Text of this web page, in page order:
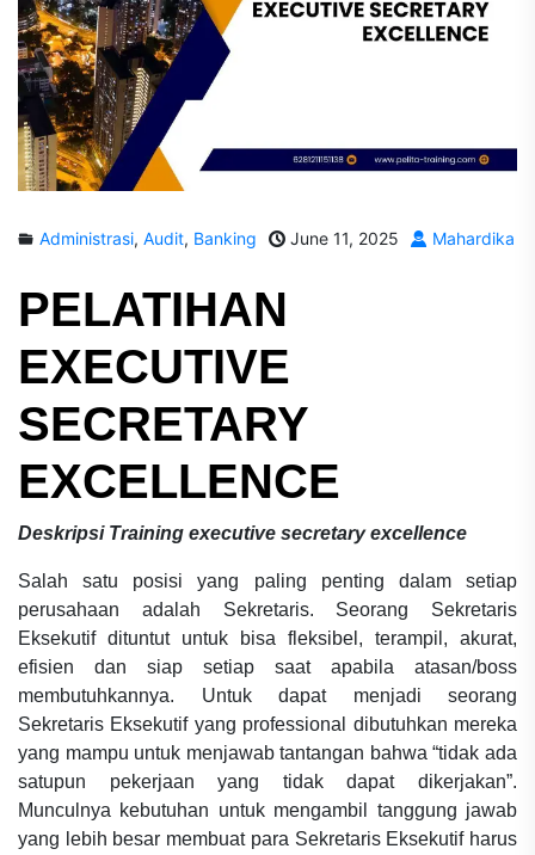
Administrasi, Audit, Banking June 11, 2025 Mahardika
PELATIHAN
EXECUTIVE
SECRETARY
EXCELLENCE
Deskripsi Training executive secretary excellence
Salah satu posisi yang paling penting dalam setiap
perusahaan adalah Sekretaris. Seorang Sekretaris
Eksekutif dituntut untuk bisa fleksibel, terampil, akurat,
efisien dan siap setiap saat apabila atasan/boss
membutuhkannya. Untuk dapat menjadi seorang
Sekretaris Eksekutif yang professional dibutuhkan mereka
yang mampu untuk menjawab tantangan bahwa “tidak ada
satupun pekerjaan yang tidak dapat dikerjakan”.
Munculnya kebutuhan untuk mengambil tanggung jawab
yang lebih besar membuat para Sekretaris Eksekutif harus